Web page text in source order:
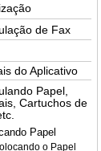
de Fax
do Aplicativo
Papel,
Cartuchos de
Papel
o Papel